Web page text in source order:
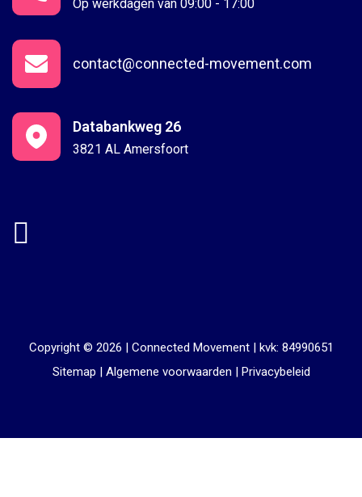
Op werkdagen van 09:00 - 17:00
contact@connected-movement.com
3821 AL Amersfoort
Databankweg 26
Copyright © 2026 | Connected Movement| kvk: 84990651
Sitemap | Algemene voorwaarden | Privacybeleid